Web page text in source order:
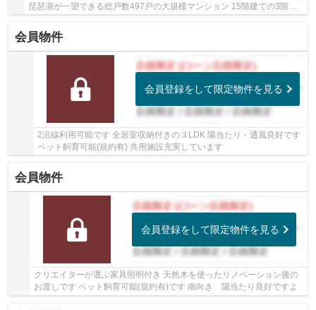
琵琶湖が一望できる総戸数497戸の大規模マンション 15階建ての3階部
分 南東向きにつき陽当たり良好 LD床暖房付...
会員物件
会員登録をして限定物件を見る
2沿線利用可能です 全居室収納付きの３LDK 陽当たり・通風良好です
ペット飼育可能(規約有) 共用施設充実しています
会員物件
会員登録をして限定物件を見る
クリエイターが選ぶ家具照明付き 天然木を使ったリノベーション後の
お渡しです ペット飼育可能(規約有)です 南向き 陽当たり良好ですよ